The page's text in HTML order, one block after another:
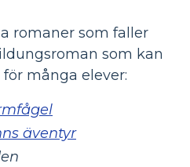
romaner som faller
som kan
många elever:
äventyr